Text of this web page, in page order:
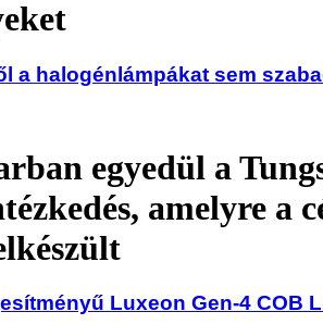
a halogénlámpákat sem
egyedül a
amelyre a
Luxeon Gen-4 COB